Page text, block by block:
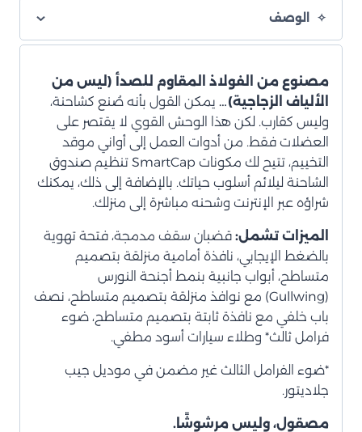
الوصف
مصنوع من الفولاذ المقاوم للصدأ (ليس من
الألياف الزجاجية)… يمكن القول بأنه صُنع كشاحنة،
وليس كقارب. لكن هذا الوحش القوي لا يقتصر على
العضلات فقط. من أدوات العمل إلى أواني موقد
التخييم، تتيح لك مكونات SmartCap تنظيم صندوق
الشاحنة ليلائم أسلوب حياتك. بالإضافة إلى ذلك، يمكنك
شراؤه عبر الإنترنت وشحنه مباشرة إلى منزلك.
الميزات تشمل: قضبان سقف مدمجة، فتحة تهوية
بالضغط الإيجابي، نافذة أمامية منزلقة بتصميم
متساطح، أبواب جانبية بنمط أجنحة النورس
(Gullwing) مع نوافذ منزلقة بتصميم متساطح، نصف
باب خلفي مع نافذة ثابتة بتصميم متساطح، ضوء
فرامل ثالث* وطلاء سيارات أسود مطفي.
*ضوء الفرامل الثالث غير مضمن في موديل جيب
جلاديتور.
مصقول، وليس مرشوشًا.